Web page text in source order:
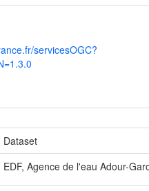
servicesOGC?
Dataset
EDF, Agence de l'eau Adour-